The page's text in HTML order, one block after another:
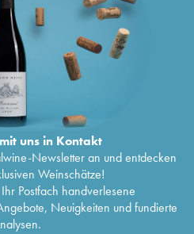
uns in Kontakt
Newsletter an und entdecken
Weinschätze!
Postfach handverlesene
Neuigkeiten und fundierte